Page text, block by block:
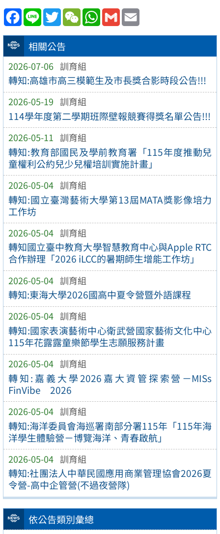
相關公告
2026-07-06 訓育組
轉知:高雄市高三模範生及市長獎合影時段公告!!!
2026-05-19 訓育組
114學年度第二學期班際壁報競賽得獎名單公告!!!
2026-05-11 訓育組
轉知:教育部國民及學前教育署「115年度推動兒
童權利公約兒少兒權培訓實施計畫」
2026-05-04 訓育組
轉知:國立臺灣藝術大學第13屆MATA獎影像培力
工作坊
2026-05-04 訓育組
轉知國立臺中教育大學智慧教育中心與Apple RTC
合作辦理「2026 iLCC的暑期師生增能工作坊」
2026-05-04 訓育組
轉知:東海大學2026國高中夏令營暨外語課程
2026-05-04 訓育組
轉知:國家表演藝術中心衛武營國家藝術文化中心
115年花露露童樂節學生志願服務計畫
2026-05-04 訓育組
轉知:嘉義大學2026嘉大資管探索營－MISs
FinVibe 2026
2026-05-04 訓育組
轉知:海洋委員會海巡署南部分署115年「115年海
洋學生體驗營－博覽海洋、青春啟航」
2026-05-04 訓育組
轉知:社團法人中華民國應用商業管理協會2026夏
令營-高中企管營(不過夜營隊)
依公告類別彙總
Facebook
Line TwitterWeChatWhatsApp
Gmail